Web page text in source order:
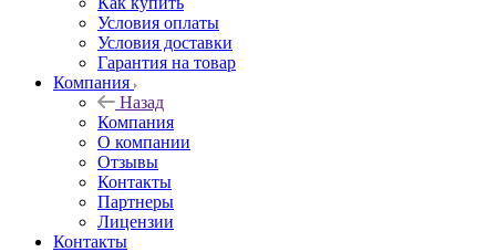
Условия оплаты
Условия доставки
Гарантия на товар
Компания
Назад
Компания
О компании
Отзывы
Контакты
Партнеры
Лицензии
Контакты